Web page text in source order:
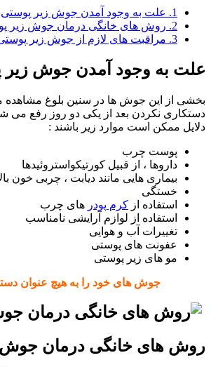
1.
علت به وجود آمدن جوش زیر پوستی
2. روش های خانگی درمان جوش زیر
3. مراقبت های لازم از جوش زیر
علت به وجود آمدن جوش زیر
بخشی از این جوش ها در سنین بلوغ مشاهده
دستکاری نکردن بعد از یکی دو روز رفع می
دلایل ممکن است موارد زیر باشند :
پوست چرب
داروها ، از قبیل کورتیکواستروئیدها
بیماری هایی مانند دیابت ، چربی خون
خستگی
استفاده از کرم پودر های چرب
استفاده از لوازم آرایشی نامناسب
تغییرات آب و هوایی
عفونت های پوستی
مو های زیر پوستی
جوش های خود را به هیچ عنوان
روش های خانگی درمان جوش